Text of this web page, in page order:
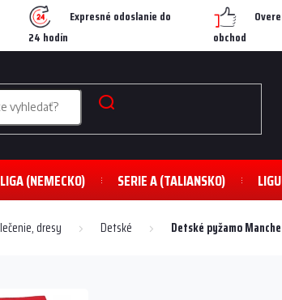
Expresné odoslanie do
24 hodín
obchod
(NEMECKO) SERIE A (TALIANSKO)
dresy Detské Detské pyžamo